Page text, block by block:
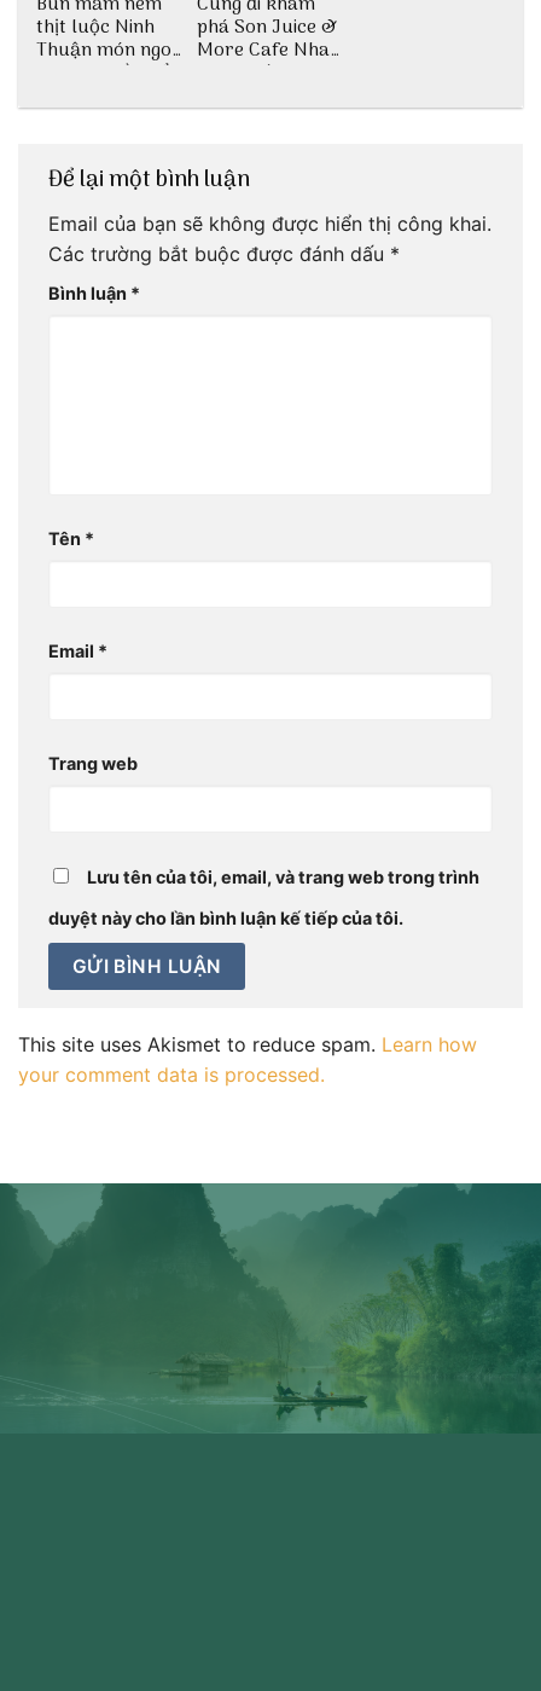
thịt luộc Ninh
Thuận món ngon
dân dã miền biển
phá Son Juice &
More Cafe Nha
Trang với anh
Để lại một bình luận
Email của bạn sẽ không được hiển thị công khai.
Các trường bắt buộc được đánh dấu *
Bình luận *
Tên *
Email *
Trang web
Lưu tên của tôi, email, và trang web trong trình
duyệt này cho lần bình luận kế tiếp của tôi.
This site uses Akismet to reduce spam. Learn how
your comment data is processed.